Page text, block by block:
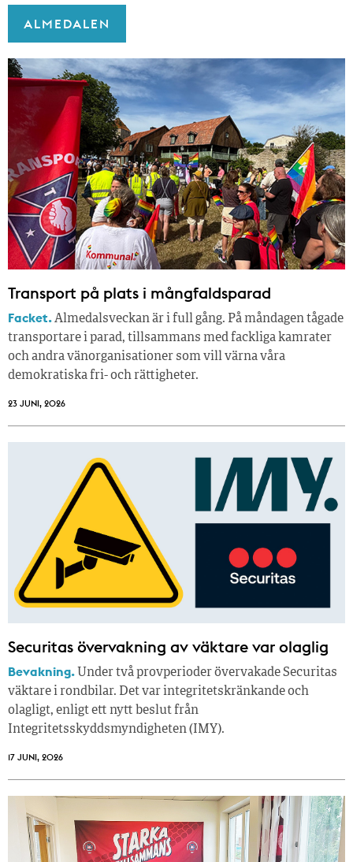
ALMEDALEN
Transport på plats i mångfaldsparad
Facket.Almedalsveckan är i full gång. På måndagen tågade
transportare i parad, tillsammans med fackliga kamrater
och andra vänorganisationer som vill värna våra
demokratiska fri- och rättigheter.
23 JUNI, 2026
Securitas övervakning av väktare var olaglig
Bevakning. Under två provperioder övervakade Securitas
väktare i rondbilar. Det var integritetskränkande och
olagligt, enligt ett nytt beslut från
Integritetsskyddsmyndigheten (IMY).
17 JUNI, 2026